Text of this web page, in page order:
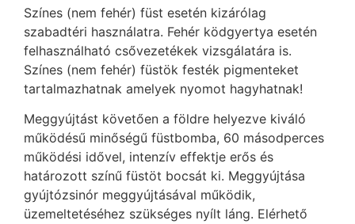
Színes (nem fehér) füst esetén kizárólag
szabadtéri használatra. Fehér ködgyertya esetén
felhasználható csővezetékek vizsgálatára is.
Színes (nem fehér) füstök festék pigmenteket
tartalmazhatnak amelyek nyomot hagyhatnak!
Meggyújtást követően a földre helyezve kiváló
működésű minőségű füstbomba, 60 másodperces
működési idővel, intenzív effektje erős és
határozott színű füstöt bocsát ki. Meggyújtása
gyújtózsinór meggyújtásával működik,
üzemeltetéséhez szükséges nyílt láng. Elérhető